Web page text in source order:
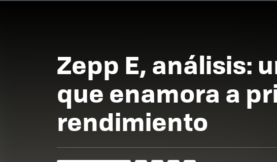
Zepp E, análisis:
que enamora a
rendimiento